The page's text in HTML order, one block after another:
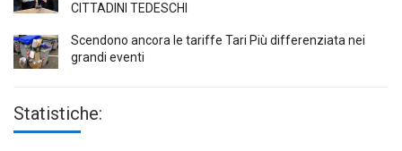
CITTADINI TEDESCHI
Scendono ancora le tariffe Tari Più differenziata nei
grandi eventi
Statistiche: